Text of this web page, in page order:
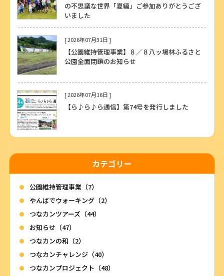
の不思議な世界「夏編」ご参加ありがとうござ
いました
[ 2026年07月31日 ]
【公園維持管理事業】８／８八ッ場林ふるさと
公園全面閉鎖のお知らせ
[ 2026年07月16日 ]
【ら♪ら♪ら通信】第74号を発行しました
カテゴリー
公園維持管理事業（7）
やんばでウォーキング（2）
つなカンツアーズ（44）
お知らせ（47）
つなカンの和（2）
つなカンチャレンジ（40）
つなカンプロジェクト（48）